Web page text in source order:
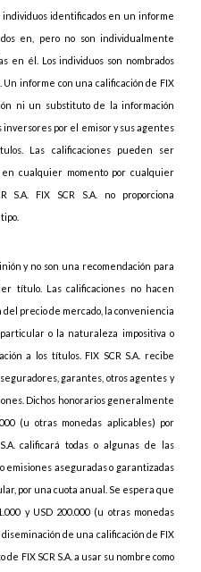
individuos identificados en un informe
en, pero no son individualmente
en él. Los individuos son nombrados
Un informe con una calificación de FIX
ni un substituto de la información
inversores por el emisor y sus agentes
Las calificaciones pueden ser
en cualquier momento por cualquier
S.A. FIX SCR S.A. no proporciona
y no son una recomendación para
título. Las calificaciones no hacen
precio de mercado, la conveniencia
o la naturaleza impositiva o
a los títulos. FIX SCR S.A. recibe
garantes, otros agentes y
Dichos honorarios generalmente
(u otras monedas aplicables) por
calificará todas o algunas de las
emisiones aseguradas o garantizadas
por una cuota anual. Se espera que
y USD 200.000 (u otras monedas
de una calificación de FIX
FIX SCR S.A. a usar su nombre como